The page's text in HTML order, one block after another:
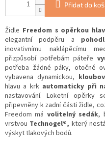
Přidat do
Židle Freedom s opěrkou
elegantní podpěru a
inovativnímu naklápěcímu
přizpůsobí potřebám páteře
potřeba žádné páky, otočné
vybavena dynamickou,
hlavu a krkautomaticky při
nastavování. Loketní opěrky
připevněny k zadní části židle,
Freedom má volitelný sedák,
vrstvou Technogel®, který
výskyt tlakových bodů.